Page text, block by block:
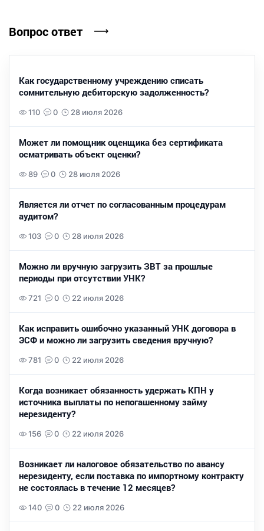
Вопрос ответ
Как государственному учреждению списать
сомнительную дебиторскую задолженность?
110 0 28 июля 2026
Может ли помощник оценщика без сертификата
осматривать объект оценки?
89 0 28 июля 2026
Является ли отчет по согласованным процедурам
аудитом?
103 0 28 июля 2026
Можно ли вручную загрузить ЗВТ за прошлые
периоды при отсутствии УНК?
721 0 22 июля 2026
Как исправить ошибочно указанный УНК договора в
ЭСФ и можно ли загрузить сведения вручную?
781 0 22 июля 2026
Когда возникает обязанность удержать КПН у
источника выплаты по непогашенному займу
нерезиденту?
156 0 22 июля 2026
Возникает ли налоговое обязательство по авансу
нерезиденту, если поставка по импортному контракту
не состоялась в течение 12 месяцев?
140 0 22 июля 2026